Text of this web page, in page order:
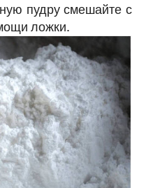
пудру смешайте с
ложки.